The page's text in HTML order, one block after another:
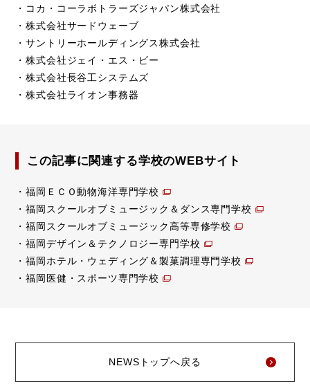
・コカ・コーラボトラーズジャパン株式会社
・株式会社サードウェーブ
・サントリーホールディングス株式会社
・株式会社ジェイ・エス・ビー
・株式会社長谷工システムズ
・株式会社ライオン事務器
この記事に関連する学校のWEBサイト
福岡ＥＣＯ動物海洋専門学校
福岡スクールオブミュージック＆ダンス専門学校
福岡スクールオブミュージック高等専修学校
福岡デザイン＆テクノロジー専門学校
福岡ホテル・ウェディング＆製菓調理専門学校
福岡医健・スポーツ専門学校
NEWSトップへ戻る